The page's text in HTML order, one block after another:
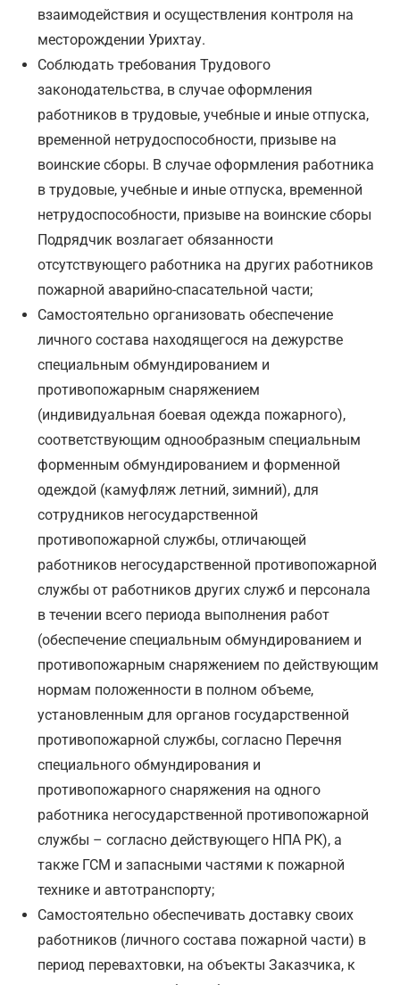
взаимодействия и осуществления контроля на
месторождении Урихтау.
Соблюдать требования Трудового
законодательства, в случае оформления
работников в трудовые, учебные и иные отпуска,
временной нетрудоспособности, призыве на
воинские сборы. В случае оформления работника
в трудовые, учебные и иные отпуска, временной
нетрудоспособности, призыве на воинские сборы
Подрядчик возлагает обязанности
отсутствующего работника на других работников
пожарной аварийно-спасательной части;
Самостоятельно организовать обеспечение
личного состава находящегося на дежурстве
специальным обмундированием и
противопожарным снаряжением
(индивидуальная боевая одежда пожарного),
соответствующим однообразным специальным
форменным обмундированием и форменной
одеждой (камуфляж летний, зимний), для
сотрудников негосударственной
противопожарной службы, отличающей
работников негосударственной противопожарной
службы от работников других служб и персонала
в течении всего периода выполнения работ
(обеспечение специальным обмундированием и
противопожарным снаряжением по действующим
нормам положенности в полном объеме,
установленным для органов государственной
противопожарной службы, согласно Перечня
специального обмундирования и
противопожарного снаряжения на одного
работника негосударственной противопожарной
службы – согласно действующего НПА РК), а
также ГСМ и запасными частями к пожарной
технике и автотранспорту;
Самостоятельно обеспечивать доставку своих
работников (личного состава пожарной части) в
период перевахтовки, на объекты Заказчика, к